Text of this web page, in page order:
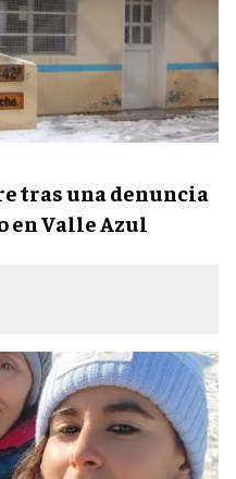
tras una denuncia
en Valle Azul